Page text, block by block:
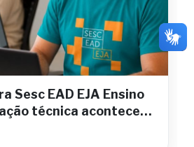
Sesc EAD EJA Ensino
técnica acontecem